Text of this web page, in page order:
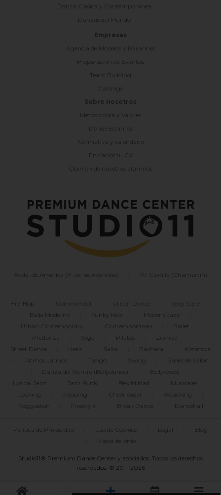
Danza Clásica y Contemporánea
Danzas del Mundo
Empresas
Agencia de Modelos y Bailarines
Preparación de Eventos
Team Building
Castings
Sobre nosotros
Metodología y Valores
Dónde estamos
Normativa y calendario
Envíanos tu CV
Opinión de nuestros alumnos
Avda. de América (P. de las Avenidas) Pl. Castilla (Chamartín)
Hip-Hop Commercial Urban Dance Sexy Style
Baile Moderno
Funky Kids Modern Jazz
Urban Contemporary
Contemporáneo Ballet
Predanza
Yoga Pilates Zumba
Street Dance
Heels Salsa Bachata
Kizomba
Ritmos Latinos Tango Swing
Bailes de Salón
Danza del Vientre (Bellydance) Bollywood
Lyrical Jazz
Jazz Funk Flexibilidad Musicales
Locking
Popping Cheerleader Waacking
Reggaeton
Freestyle Break Dance Dancehall
Política de Privacidad Uso de Cookies Legal
Blog
Mapa del sitio
Studio11® Premium Dance Center y asociados. Todos los derechos
reservados. © 2011-2026